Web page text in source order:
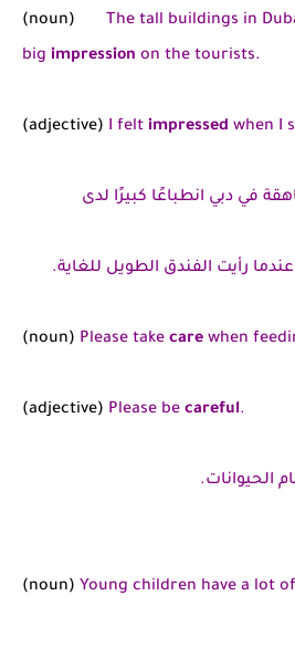
(noun)
The tall buildings in
big impression on the tourists.
(adjective) I felt impressed when I
في دبي انطباعًا كبيرًا لدى
رأيت الفندق الطويل للغاية.
(noun) Please take care when
(adjective) Please be careful.
الحيوانات.
(noun) Young children have a lot of